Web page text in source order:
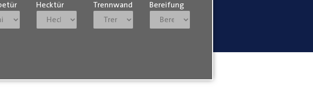
Hecktür Trennwand Bereifung